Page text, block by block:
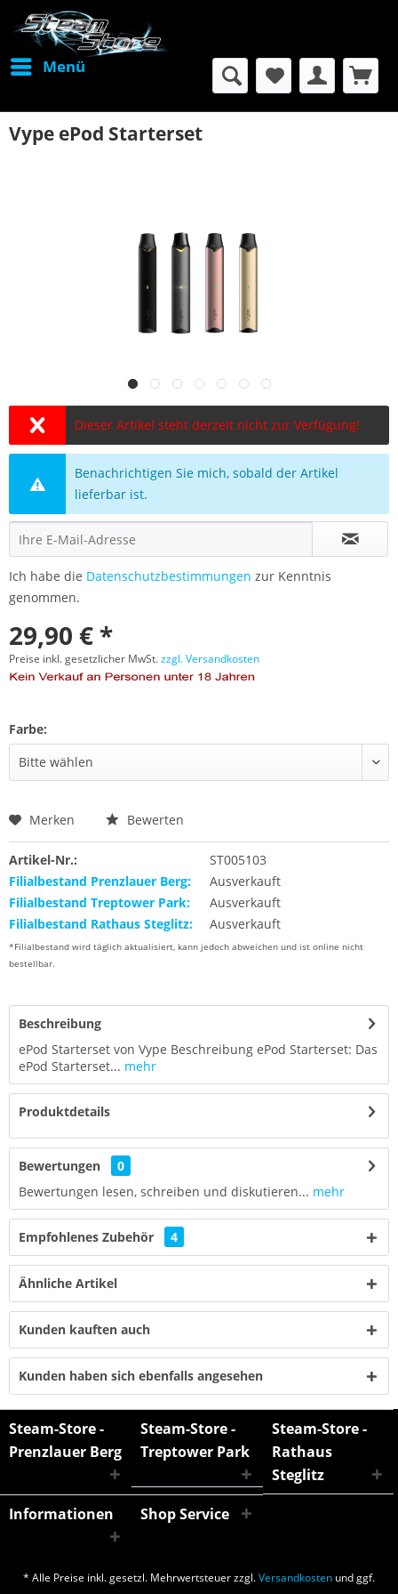
Menü
Vype ePod Starterset
Dieser Artikel steht derzeit nicht zur Verfügung!
Benachrichtigen Sie mich, sobald der Artikel
lieferbar ist.
Ich habe die Datenschutzbestimmungen zur Kenntnis
genommen.
29,90 € *
Preise inkl. gesetzlicher MwSt.zzgl. Versandkosten
Farbe:
Merken Bewerten
Artikel-Nr.:
ST005103
Filialbestand Prenzlauer Berg:
Ausverkauft
Filialbestand Treptower Park:
Ausverkauft
Filialbestand Rathaus Steglitz:
Ausverkauft
*Filialbestand wird täglich aktualisiert, kann jedoch abweichen und ist online nicht
bestellbar.
Beschreibung
ePod Starterset von Vype Beschreibung ePod Starterset: Das
ePod Starterset... mehr
Produktdetails
Bewertungen
0
Bewertungen lesen, schreiben und diskutieren... mehr
Empfohlenes Zubehör 4
Ähnliche Artikel
Kunden kauften auch
Kunden haben sich ebenfalls angesehen
Steam-Store -
Prenzlauer Berg
Steam-Store -
Treptower Park
Steam-Store -
Rathaus
Steglitz
Informationen
Shop Service
* Alle Preise inkl. gesetzl. Mehrwertsteuer zzgl.Versandkosten und ggf.